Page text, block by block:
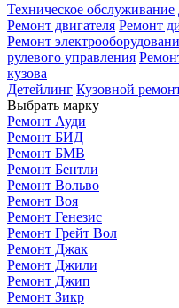
Техническое обслуживание
Ремонт двигателя Ремонт
Ремонт
рулевого управления
кузова
Детейлинг Кузовной
Выбрать марку
Ремонт Ауди
Ремонт БИД
Ремонт БМВ
Ремонт Бентли
Ремонт Вольво
Ремонт Воя
Ремонт Генезис
Ремонт Грейт Вол
Ремонт Джак
Ремонт Джили
Ремонт Джип
Ремонт Зикр